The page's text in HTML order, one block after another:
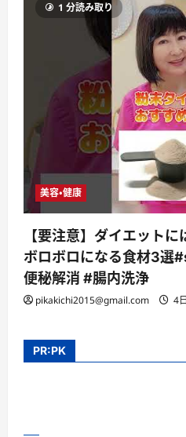
1 分読み取り
美容・健康
【要注意】ダイエット
ボロボロになる食材3
便秘解消 #腸内洗浄
pikakichi2015@gmail.com 4
PR:PK